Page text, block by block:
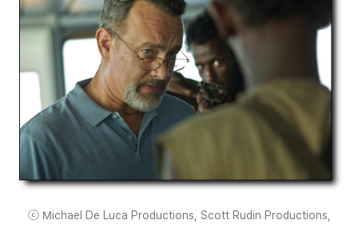
ⓒ Michael De Luca Productions, Scott Rudin Productions,